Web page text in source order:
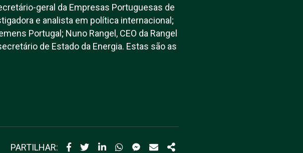
geral da Empresas Portuguesas de
e analista em política internacional;
Portugal; Nuno Rangel, CEO da Rangel
de Estado da Energia. Estas são as
PARTILHAR: